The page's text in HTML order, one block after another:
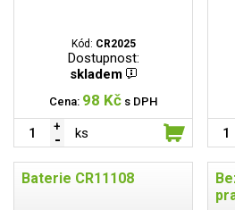
Kód: CR2025
Dostupnost:
skladem
Cena: 98 Kč s DPH
ks
Baterie CR11108